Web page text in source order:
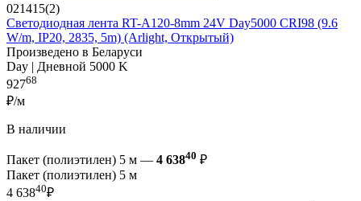
021415(2)
Светодиодная лента RT-A120-8mm 24V Day5000 CRI98 (9.6
W/m, IP20, 2835, 5m) (Arlight, Открытый)
Произведено в Беларуси
Day | Дневной 5000 K
92768
₽/м
В наличии
Пакет (полиэтилен) 5 м — 4 63840 ₽
Пакет (полиэтилен) 5 м
4 63840₽